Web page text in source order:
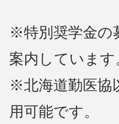
※特別奨学金の
案内しています
※北海道勤医協
用可能です。